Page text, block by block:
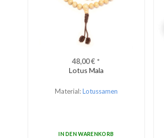
48,00€ *
Lotus Mala
Material:Lotussamen
IN DEN WARENKORB